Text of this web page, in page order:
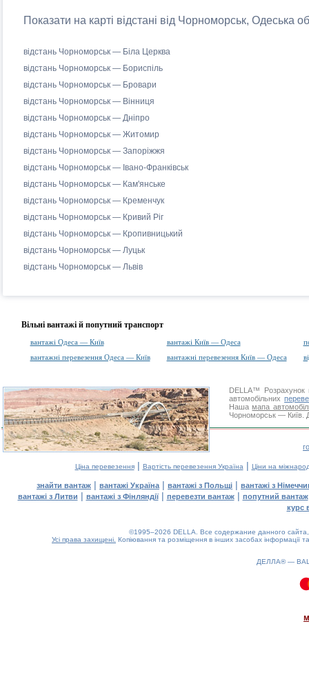
Показати на карті відстані від Чорноморськ, Одеська
відстань Чорноморськ — Біла Церква
відстань Чорноморськ — Бориспіль
відстань Чорноморськ — Бровари
відстань Чорноморськ — Вінниця
відстань Чорноморськ — Дніпро
відстань Чорноморськ — Житомир
відстань Чорноморськ — Запоріжжя
відстань Чорноморськ — Івано-Франківськ
відстань Чорноморськ — Кам'янське
відстань Чорноморськ — Кременчук
відстань Чорноморськ — Кривий Ріг
відстань Чорноморськ — Кропивницький
відстань Чорноморськ — Луцьк
відстань Чорноморськ — Львів
Вільні вантажі й попутний транспорт
вантажі Одеса — Київ вантажі Київ — Одеса
вантажні перевезення Одеса — Київ
вантажні перевезення Київ — Одеса
DELLA™
Розрахунок
автомобільних
Нашамапа
Чорноморськ — Київ.
Ціна перевезення| Вартість перевезення Україна | Ціни на
знайти вантаж | вантажі Україна | вантажі з Польщі | вантажі з
вантажі з Литви | вантажі з Фінляндії| перевезти вантаж| попутний вантаж
курс
©1995–2026 DELLA. Все содержание данного
Усі права захищені. Копіювання та розміщення в інших засобах інформації
ДЕЛЛА® —